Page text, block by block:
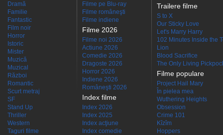
Dramă
Familie
Fantastic
Film noir
Horror
Istoric
Mister
Muzică
Muzical
Război
Romantic
Scurt metraj
SF
Stand Up
Thriller
Western
Taguri filme
Filme pe Blu-ray
Filme româneşti
Filme indiene
Filme 2026
Filme noi 2026
Actiune 2026
Comedie 2026
Dragoste 2026
Horror 2026
Indiene 2026
Româneşti 2026
Index filme
Index 2026
Index 2025
Index acţiune
Index comedie
Trailere filme
S to X
Our Sticky Love
Let's Marry Harry
102 Minutes Inside the
Lion
Blood Sacrifice
The Only Living
Filme populare
Project Hail Mary
În pielea mea
Wuthering Heights
Obsession
Crime 101
Kîzîm
Hoppers